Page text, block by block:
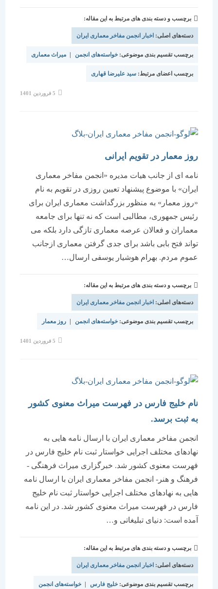
برچسب و دسته بندی های مرتبط به این مقاله:
دسته‌های اصلی:اخبار انجمن مفاخر معماری ایران
برچسب تقسیم بندی موضوعی:خواسته‌های انجمن میراث معماری
برچسب اعضای مرتبط: سید علیرضا قهاری
روز معمار در تقويم ايرانی
نامه ای از جانب هیات مدیره «انجمن مفاخر معماری
ایران» با موضوع پیشنهاد تعیین روزی در تقویم به نام
«روز معمار» به منظور بزرگداشت معماری ایران برای
رئیس جمهوری، مطالبی است كه نه تنها برای جامعه
معماران و فعالان عرصه معماری تازگی دارد بلكه می
تواند فتح بابی باشد برای جدی گرفتن معماری ازجانب
عموم مردم. بهرام هوشیار یوسفی ارسال…
برچسب و دسته بندی های مرتبط به این مقاله:
دسته‌های اصلی:اخبار انجمن مفاخر معماری ایران
برچسب تقسیم بندی موضوعی:خواسته‌های انجمن | روز معمار
نام خلیج فارس در فهرست میراث معنوی کشور
به ثبت برسد.
انجمن مفاخر معماری ایران با ارسال نامه هایی به
نهادهای مختلف اجرایی خواستار ثبت نام خلیج فارس در
فهرست معنوی کشور شد. خبرگزاری میراث فرهنگی -
فرهنگ و هنر- انجمن مفاخر معماری ایران با ارسال نامه
هایی به نهادهای مختلف اجرایی خواستار ثبت نام خلیج
فارس در فهرست میراث معنوی کشور شد. در این نامه
آمده است: دنیای تبلیغاتی و…
برچسب و دسته بندی های مرتبط به این مقاله:
دسته‌های اصلی:اخبار انجمن مفاخر معماری ایران
برچسب تقسیم بندی موضوعی:خلیج فارس | خواسته‌های انجمن